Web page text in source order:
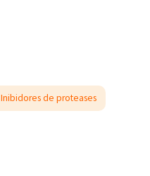
Inibidores de proteases